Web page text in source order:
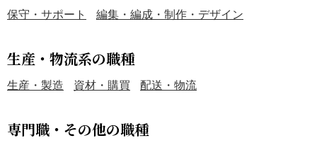
保守・サポート
編集・編成・制作・デザイン
生産・物流系の職種
生産・製造 資材・購買 配送・物流
専門職・その他の職種